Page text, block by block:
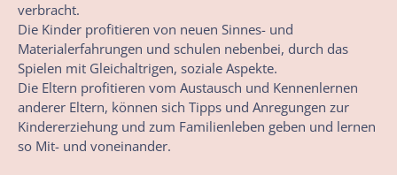
verbracht.
Die Kinder profitieren von neuen Sinnes- und
Materialerfahrungen und schulen nebenbei, durch das
Spielen mit Gleichaltrigen, soziale Aspekte.
Die Eltern profitieren vom Austausch und Kennenlernen
anderer Eltern, können sich Tipps und Anregungen zur
Kindererziehung und zum Familienleben geben und lernen
so Mit- und voneinander.